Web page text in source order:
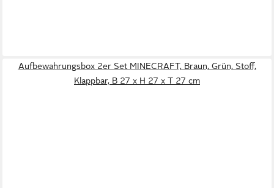
Aufbewahrungsbox 2er Set MINECRAFT, Braun, Grün, Stoff,
Klappbar, B 27 x H 27 x T 27 cm